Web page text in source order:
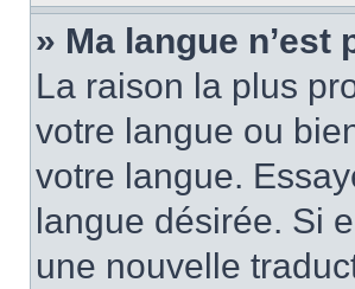
» Ma langue n’est
La raison la plus
votre langue ou
votre langue.
langue désirée. Si
une nouvelle